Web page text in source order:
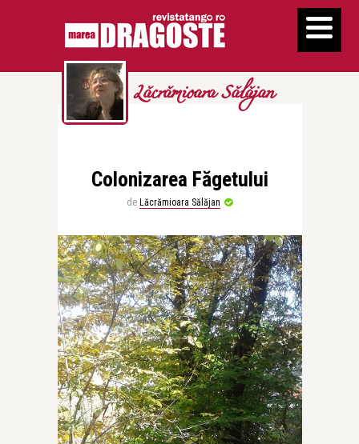
Lăcrămioara Sălăjan
Colonizarea Făgetului
de Lăcrămioara Sălăjan